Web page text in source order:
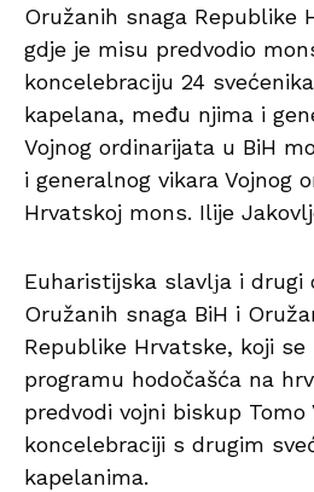
Oružanih snaga Republike
gdje je misu predvodio
koncelebraciju 24
kapelana, među njima i
Vojnog ordinarijata u BiH
i generalnog vikara Vojnog
Hrvatskoj mons. Ilije
Euharistijska slavlјa i drugi
Oružanih snaga BiH i
Republike Hrvatske, koji
programu hodočašća na
predvodi vojni biskup Tomo
koncelebraciji s drugim
kapelanima.